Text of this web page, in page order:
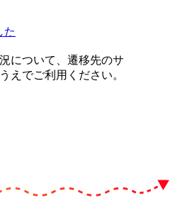
た
について、遷移先のサ
えでご利用ください。